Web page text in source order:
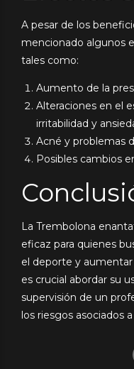
A pesar de los
mencionado algunos
tales como:
Aumento de la
Alteraciones en el
irritabilidad y
Acné y problemas
Posibles cambios
La Trembolona
eficaz para quienes
el deporte y
es crucial abordar su
supervisión de un
los riesgos asociados